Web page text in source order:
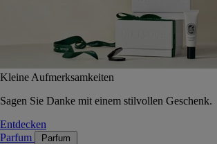
Kleine Aufmerksamkeiten
Sagen Sie Danke mit einem stilvollen Geschenk.
Entdecken
Parfum
Parfum